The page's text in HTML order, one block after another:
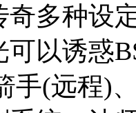
奇多种设
可以诱惑
手(远程)